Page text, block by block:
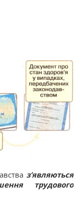
з’являються
трудового